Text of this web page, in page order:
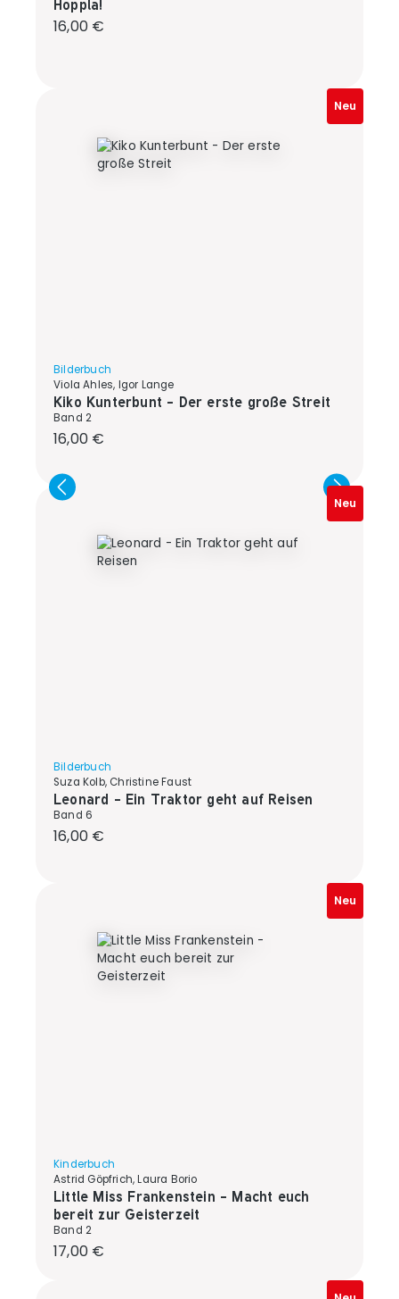
Regulärer Preis:
16,00 €
Neu
Bilderbuch
Viola Ahles, Igor Lange
Kiko Kunterbunt - Der erste große Streit
Band 2
Regulärer Preis:
16,00 €
Neu
Bilderbuch
Suza Kolb, Christine Faust
Leonard - Ein Traktor geht auf Reisen
Band 6
Regulärer Preis:
16,00 €
Neu
Kinderbuch
Astrid Göpfrich, Laura Borio
Little Miss Frankenstein - Macht euch
bereit zur Geisterzeit
Band 2
Regulärer Preis:
17,00 €